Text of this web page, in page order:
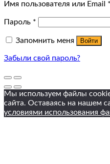
Имя пользователя или Email *
Пароль *
Запомнить меня Войти
Забыли свой пароль?
Мы используем файлы
сайта. Оставаясь на нашем
условиями использования